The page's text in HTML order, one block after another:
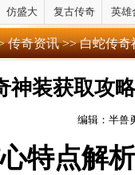
仿盛大 复古传奇 英雄
传奇资讯>> 白蛇传奇
神装获取攻
编辑：半兽
特点解析